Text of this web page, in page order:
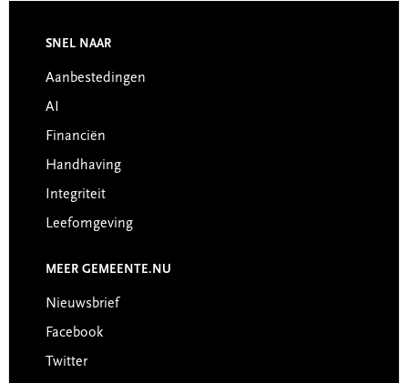
Footer
SNEL NAAR
Aanbestedingen
AI
Financiën
Handhaving
Integriteit
Leefomgeving
MEER GEMEENTE.NU
Nieuwsbrief
Facebook
Twitter